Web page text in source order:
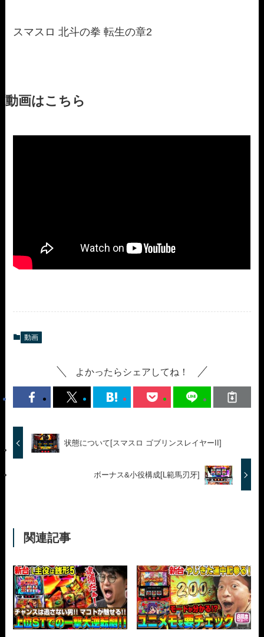
スマスロ 北斗の拳 転生の章2
動画はこちら
動画
よかったらシェアしてね！
状態について[スマスロ ゴブリンスレイヤーII]
ボーナス&小役構成[L範馬刃牙]
関連記事